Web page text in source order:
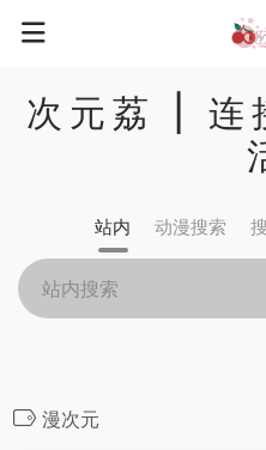
次元荔 | 连
站内 动漫搜索
漫次元